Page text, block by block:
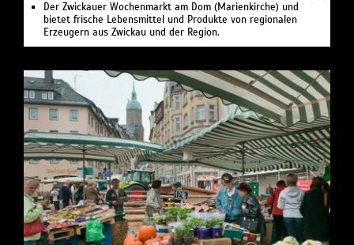
Der Zwickauer Wochenmarkt am Dom (Marienkirche) und
bietet frische Lebensmittel und Produkte von regionalen
Erzeugern aus Zwickau und der Region.